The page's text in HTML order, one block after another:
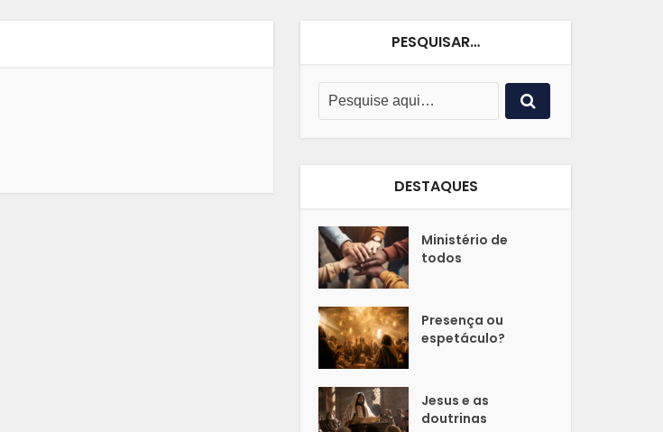
PESQUISAR…
DESTAQUES
Ministério de
todos
Presença ou
espetáculo?
Jesus e as
doutrinas